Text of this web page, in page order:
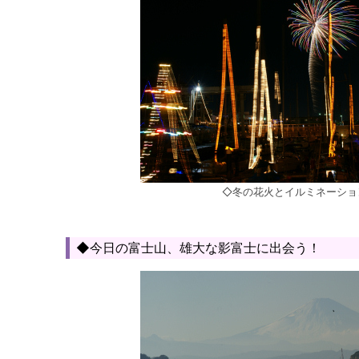
◇冬の花火とイルミネーショ
◆今日の富士山、雄大な影富士に出会う！